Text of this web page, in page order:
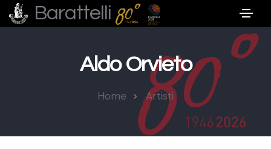
Barattelli
Aldo Orvieto
Home Artisti